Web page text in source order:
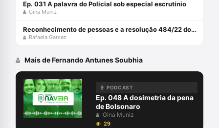
Ep. 031 A palavra do Policial sob especial escrutínio
Gina Muniz
Reconhecimento de pessoas e a resolução 484/22 do CNJ com Rafaela Garcez
Rafaela Garcez
Mais de Fernando Antunes Soubhia
PODCAST
Ep. 048 A dosimetria da pena
de Bolsonaro
Gina Muniz
29